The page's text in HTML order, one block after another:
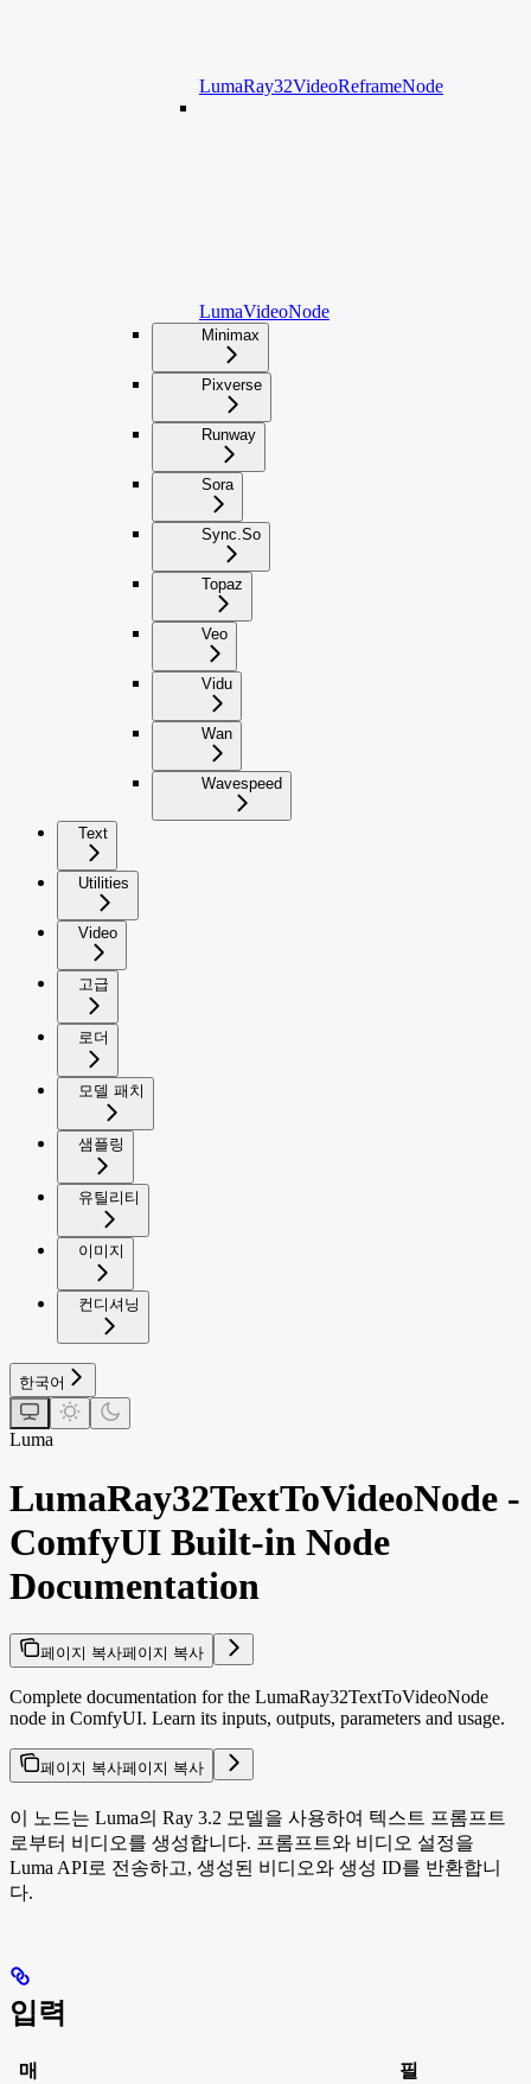
LumaRay32VideoReframeNode
LumaVideoNode
Minimax
Pixverse
Runway
Sora
Sync.So
Topaz
Veo
Vidu
Wan
Wavespeed
Text
Utilities
Video
고급
로더
모델 패치
샘플링
유틸리티
이미지
컨디셔닝
한국어
Luma
LumaRay32TextToVideoNode -
ComfyUI Built-in Node
Documentation
페이지 복사페이지 복사
Complete documentation for the LumaRay32TextToVideoNode
node in ComfyUI. Learn its inputs, outputs, parameters and usage.
페이지 복사페이지 복사
이 노드는 Luma의 Ray 3.2 모델을 사용하여 텍스트 프롬프트
로부터 비디오를 생성합니다. 프롬프트와 비디오 설정을
Luma API로 전송하고, 생성된 비디오와 생성 ID를 반환합니
다.
입력
매
필